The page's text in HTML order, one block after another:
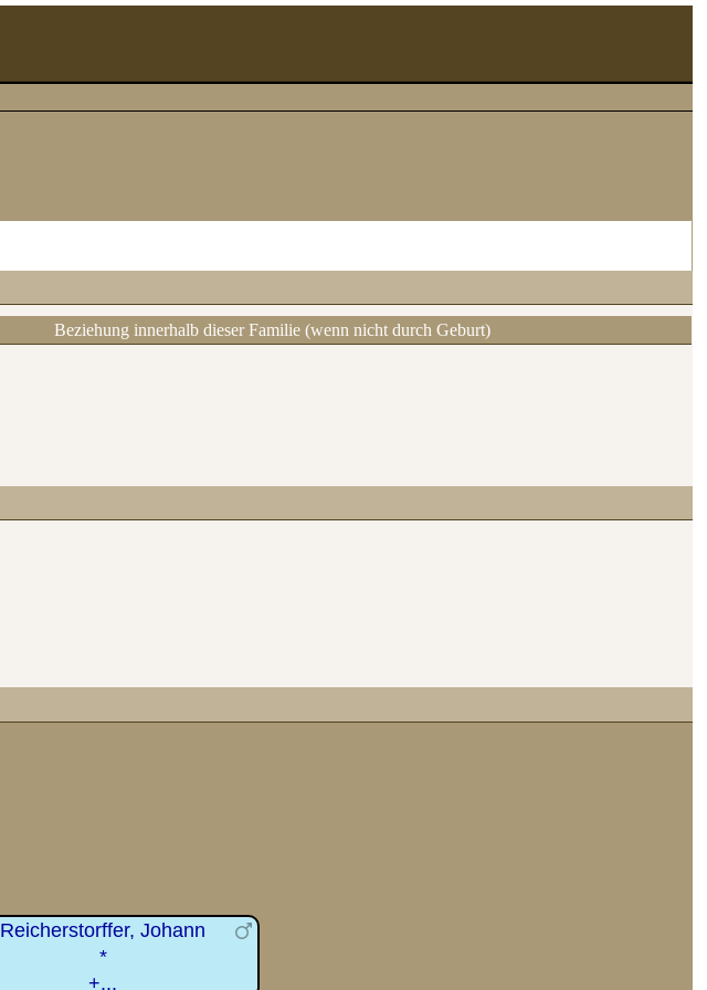
Beziehung innerhalb dieser Familie (wenn nicht durch Geburt)
Reicherstorffer, Johann
*
+...